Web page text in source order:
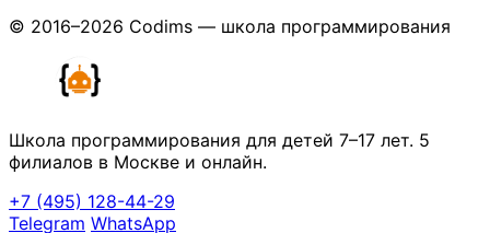
© 2016–2026 Codims — школа программирования
Школа программирования для детей 7–17 лет. 5
филиалов в Москве и онлайн.
+7 (495) 128-44-29
Telegram WhatsApp